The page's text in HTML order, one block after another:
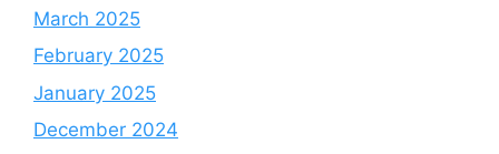
March 2025
February 2025
January 2025
December 2024